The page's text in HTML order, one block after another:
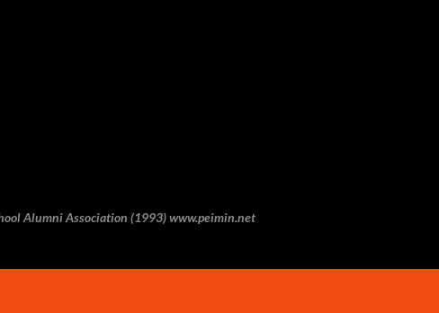
Alumni Association (1993) www.peimin.net